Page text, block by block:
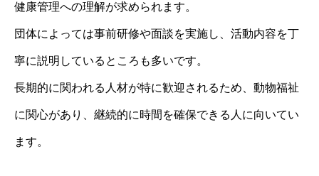
健康管理への理解が求められます。
団体によっては事前研修や面談を実施し、活動内容を丁
寧に説明しているところも多いです。
長期的に関われる人材が特に歓迎されるため、動物福祉
に関心があり、継続的に時間を確保できる人に向いてい
ます。